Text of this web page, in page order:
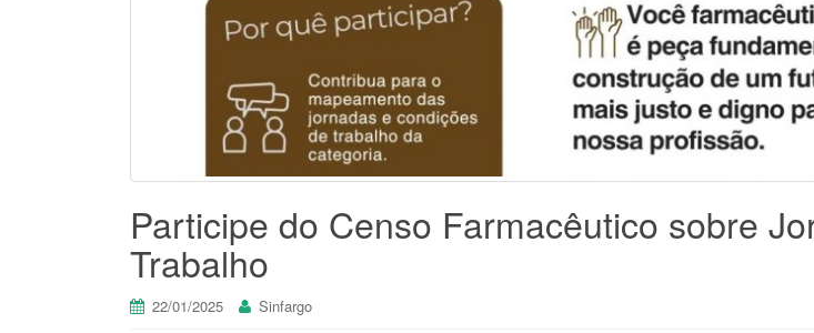
Participe do Censo Farmacêutico sobre
Trabalho
22/01/2025 Sinfargo